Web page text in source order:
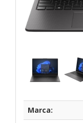
Marca: